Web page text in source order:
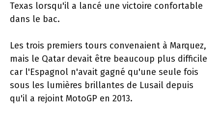
Texas lorsqu'il a lancé une victoire confortable
dans le bac.
Les trois premiers tours convenaient à Marquez,
mais le Qatar devait être beaucoup plus difficile
car l'Espagnol n'avait gagné qu'une seule fois
sous les lumières brillantes de Lusail depuis
qu'il a rejoint MotoGP en 2013.